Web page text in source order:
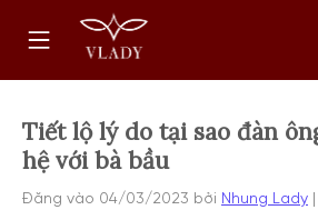
dung
Trang
chủ
Tiết lộ lý do tại sao đàn
hệ với bà bầu
Đăng vào 04/03/2023 bởi Nhung Lady